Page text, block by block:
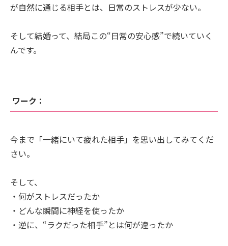
が自然に通じる相手とは、日常のストレスが少ない。
そして結婚って、結局この“日常の安心感”で続いていく
んです。
ワーク：
今まで「一緒にいて疲れた相手」を思い出してみてくだ
さい。
そして、
・何がストレスだったか
・どんな瞬間に神経を使ったか
・逆に、“ラクだった相手”とは何が違ったか